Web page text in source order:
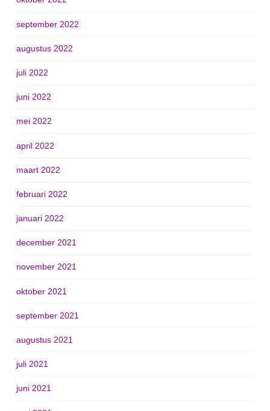
september 2022
augustus 2022
juli 2022
juni 2022
mei 2022
april 2022
maart 2022
februari 2022
januari 2022
december 2021
november 2021
oktober 2021
september 2021
augustus 2021
juli 2021
juni 2021